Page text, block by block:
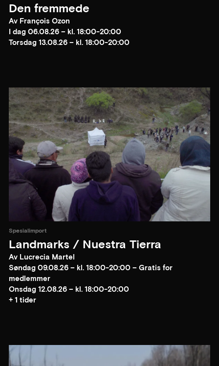
Den fremmede
Av François Ozon
I dag 06.08.26 – kl. 18:00-20:00
Torsdag 13.08.26 – kl. 18:00-20:00
Spesialimport
Landmarks / Nuestra Tierra
Av Lucrecia Martel
Søndag 09.08.26 – kl. 18:00-20:00 – Gratis for
medlemmer
Onsdag 12.08.26 – kl. 18:00-20:00
+ 1 tider